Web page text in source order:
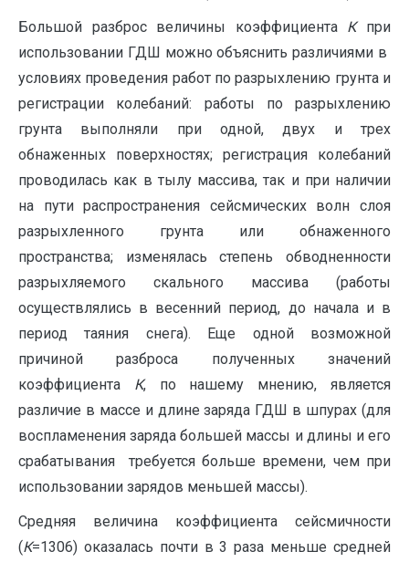
Большой разброс величины коэффициента Кпри
использовании ГДШ можно объяснить различиями в
условиях проведения работ по разрыхлению грунта и
регистрации колебаний: работы по разрыхлению
грунта выполняли при одной, двух и трех
обнаженных поверхностях; регистрация колебаний
проводилась как в тылу массива, так и при наличии
на пути распространения сейсмических волн слоя
разрыхленного грунта или обнаженного
пространства; изменялась степень обводненности
разрыхляемого скального массива (работы
осуществлялись в весенний период, до начала и в
период таяния снега). Еще одной возможной
причиной разброса полученных значений
коэффициента К, по нашему мнению, является
различие в массе и длине заряда ГДШ в шпурах (для
воспламенения заряда большей массы и длины и его
срабатывания требуется больше времени, чем при
использовании зарядов меньшей массы).
Средняя величина коэффициента сейсмичности
(К=1306) оказалась почти в 3 раза меньше средней